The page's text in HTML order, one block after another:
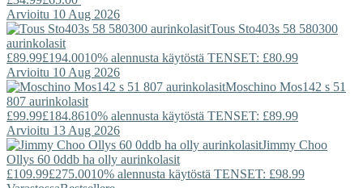
Arvioitu 10 Aug 2026
Tous Sto403s 58 580300
aurinkolasit
£89.99£194.0010% alennusta käytöstä TENSET: £80.99
Arvioitu 10 Aug 2026
Moschino Mos142 s 51
807 aurinkolasit
£99.99£184.8610% alennusta käytöstä TENSET: £89.99
Arvioitu 13 Aug 2026
Jimmy Choo
Ollys 60 0ddb ha olly aurinkolasit
£109.99£275.0010% alennusta käytöstä TENSET: £98.99